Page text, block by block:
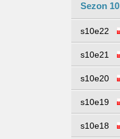
Sezon 10
s10e22
s10e21
s10e20
s10e19
s10e18